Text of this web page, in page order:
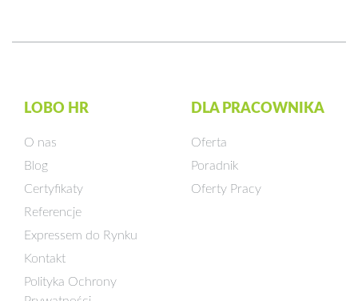
LOBO HR
O nas
Blog
Certyfikaty
Referencje
Expressem do Rynku
Kontakt
Polityka Ochrony
DLA PRACOWNIKA
Oferta
Poradnik
Oferty Pracy